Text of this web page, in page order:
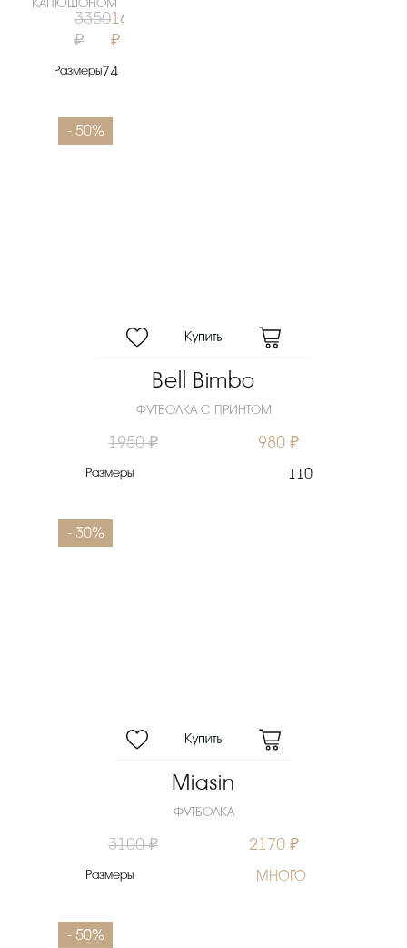
КАПЮШОНОМ
3350
₽
1680
₽
Размеры74
- 50%
Bell Bimbo
ФУТБОЛКА С ПРИНТОМ
1950 ₽ 980 ₽
Размеры 110
- 30%
Miasin
ФУТБОЛКА
3100 ₽ 2170 ₽
Размеры МНОГО
- 50%